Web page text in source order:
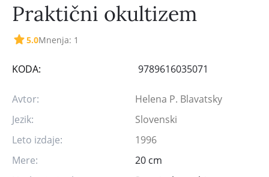
Praktični okultizem
5.0Mnenja: 1
KODA: 9789616035071
Avtor:
Helena P. Blavatsky
Jezik:
Slovenski
Leto izdaje:
1996
Mere:
20 cm